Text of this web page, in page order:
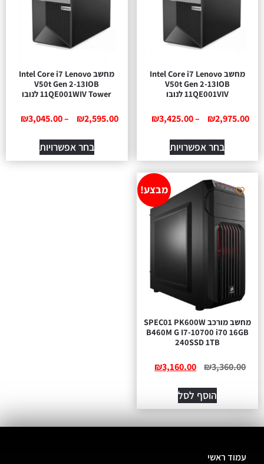
מחשב Intel Core i7 Lenovo
V50t Gen 2-13IOB
11QE001VIV לנובו
₪2,975.00
–
₪3,425.00
בחר אפשרויות
מחשב Intel Core i7 Lenovo
V50t Gen 2-13IOB
11QE001WIV Tower לנובו
₪2,595.00
–
₪3,045.00
בחר אפשרויות
מבצע!
מחשב מורכב SPEC01 PK600W
B460M G I7-10700 i70 16GB
240SSD 1TB
₪3,360.00
₪3,160.00
הוסף לסל
עמוד ראשי